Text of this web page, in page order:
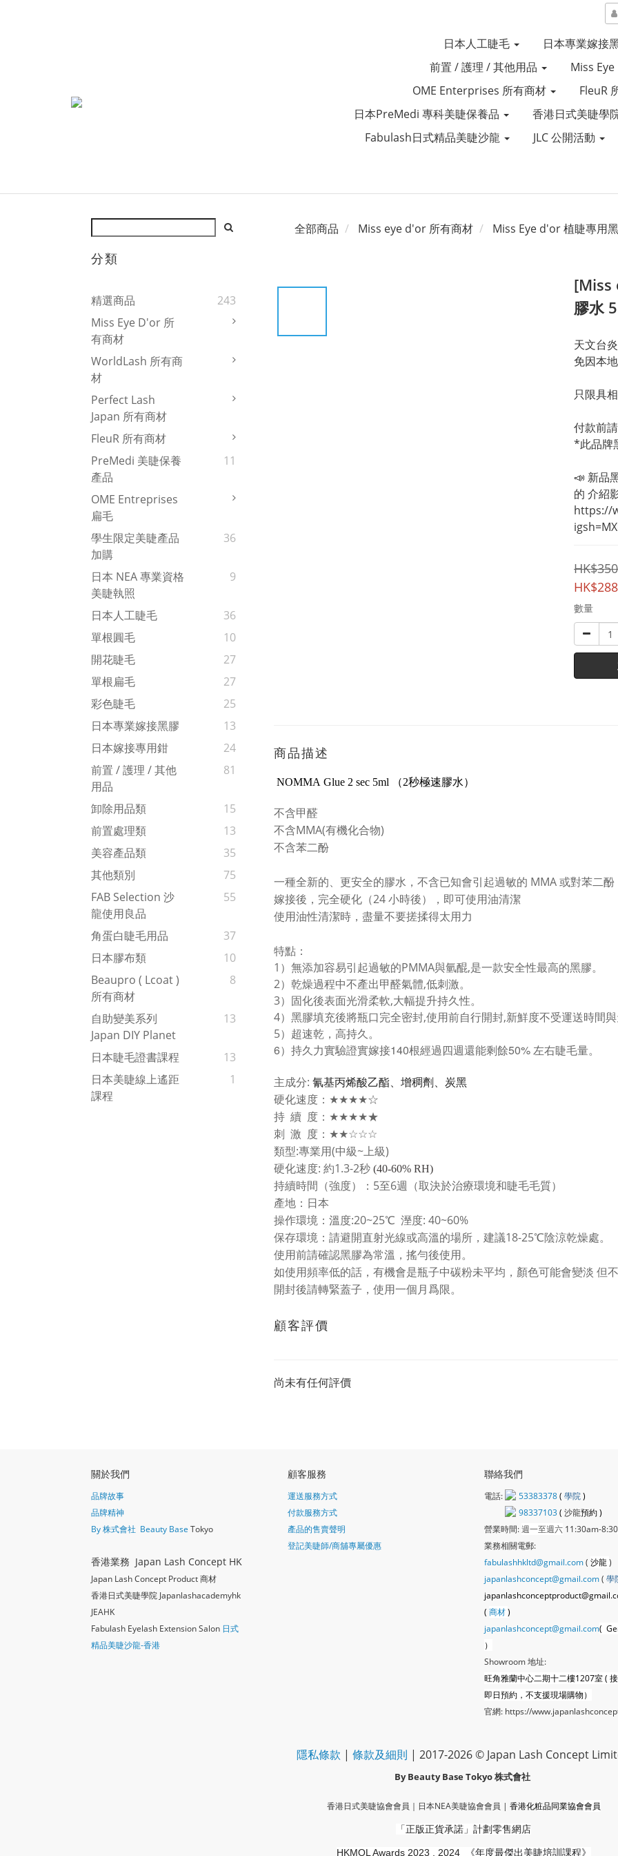
日本人工睫毛 日本專業嫁接
前置 / 護理 / 其他用品
Miss
OME Enterprises 所有商材
FleuR
日本PreMedi 專科美睫保養品
香港日式美睫學
Fabulash日式精品美睫沙龍
JLC 公開活動
分類
精選商品
243
Miss Eye D'or 所
有商材
WorldLash 所有商
材
Perfect Lash
Japan 所有商材
FleuR 所有商材
PreMedi 美睫保養
產品
11
OME Entreprises
扁毛
學生限定美睫產品
加購
36
日本 NEA 專業資格
美睫執照
9
日本人工睫毛
36
單根圓毛
10
開花睫毛
27
單根扁毛
27
彩色睫毛
25
日本專業嫁接黑膠
13
日本嫁接專用鉗
24
前置 / 護理 / 其他
用品
81
卸除用品類
15
前置處理類
13
美容產品類
35
其他類別
75
FAB Selection 沙
龍使用良品
55
角蛋白睫毛用品
37
日本膠布類
10
Beaupro ( Lcoat )
所有商材
8
自助變美系列
Japan DIY Planet
13
日本睫毛證書課程
13
日本美睫線上遙距
課程
1
全部商品 Miss eye d'or 所有商材 Miss Eye d'or 植睫專用
[Miss
膠水
天文台
免因本
只限具
付款前
*此品牌
📣 新品
的 介紹
https://
數量
商品描述
NOMMA Glue 2 sec 5ml （2秒極速膠水）
不含甲醛
不含MMA(有機化合物)
不含苯二酚
一種全新的、更安全的膠水，不含已知會引起過敏的 MMA 或對苯二酚
嫁接後，完全硬化（24 小時後），即可使用油清潔
使用油性清潔時，盡量不要搓揉得太用力
特點：
1）無添加容易引起過敏的PMMA與氫醌,是一款安全性最高的黑膠。
2）乾燥過程中不產出甲醛氣體,低刺激。
3）固化後表面光滑柔軟,大幅提升持久性。
4）黑膠填充後將瓶口完全密封,使用前自行開封,新鮮度不受運送時間與
5）超速乾，高持久。
6）持久力實驗證實嫁接140根經過四週還能剩餘50%左右睫毛量。
主成分: 氰基丙烯酸乙酯、增稠劑、炭黑
硬化速度： ★★★★☆
持 續 度： ★★★★★
刺 激 度： ★★☆☆☆
類型:專業用(中級~上級)
硬化速度: 約1.3-2秒 (40-60% RH)
持續時間（強度）：5至6週（取決於治療環境和睫毛毛質）
產地：日本
操作環境： 溫度:20~25℃ 溼度: 40~60%
保存環境： 請避開直射光線或高溫的場所， 建議18-25℃陰涼乾燥處。
使用前請確認黑膠為常溫， 搖勻後使用。
如使用頻率低的話， 有機會是瓶子中碳粉未平均， 顏色可能會變淡 但
開封後請轉緊蓋子，使用一個月爲限。
顧客評價
尚未有任何評價
關於我們
品牌故事
品牌精神
By 株式會社 Beauty Base Tokyo
香港業務 Japan Lash Concept HK
Japan Lash Concept Product 商材
香港日式美睫學院 Japanlashacademyhk
JEAHK
Fabulash Eyelash Extension Salon 日式
精品美睫沙龍-香港
顧客服務
運送服務方式
付款服務方式
產品的售賣聲明
登記美睫師/商舖專屬優惠
聯絡我們
電話: 53383378( 學院)
98337103( 沙龍預約 )
營業時間:週一至週六 11:30am-
業務相關電郵:
fabulashhkltd@gmail.com( 沙龍)
japanlashconcept@gmail.com( 學
( 商材)
japanlashconcept@gmail.com(
）
Showroom 地址:
旺角雅蘭中心二期十二樓1207室 (
即日預約，不支援現場購物）
官網: https://
隱私條款 | 條款及細則 | 2017-2026 © Japan Lash Concept
By Beauty Base Tokyo株式會社
香港日式美睫協會會員｜ 日本NEA美睫協會會員 | 香港化粧品同業協會會員
「正版正貨承諾」 計劃零售網店
HKMOL Awards 2023 , 2024 《年度最傑出美睫培訓課程》